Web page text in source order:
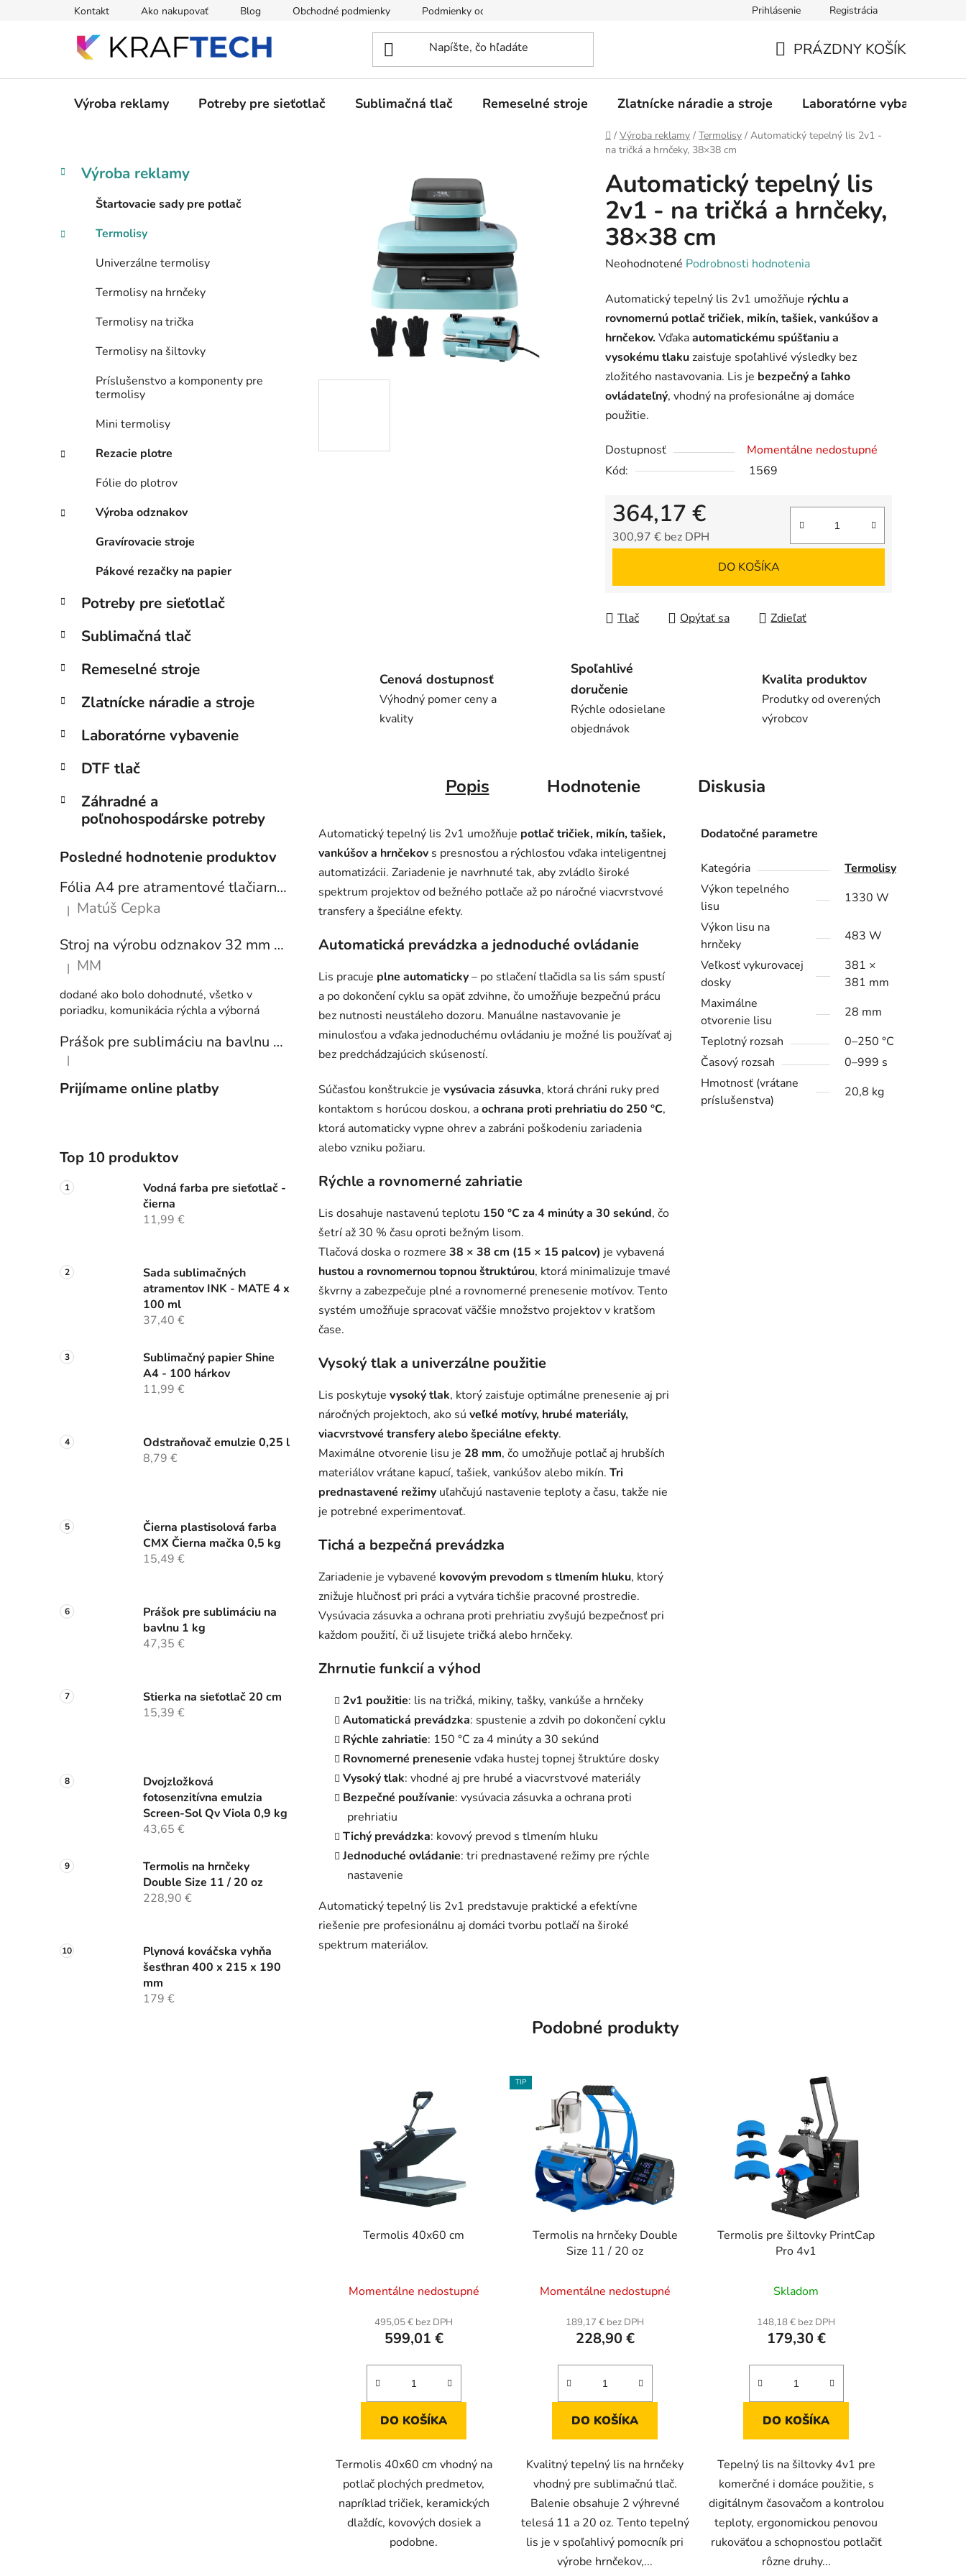
Kontakt Ako nakupovať Blog Obchodné podmienky Podmienky ochrany osobných údajov Prihlásenie Registrácia
KOŠÍK
PRÁZDNY KOŠÍK
Výroba reklamy Potreby pre sieťotlač Sublimačná tlač Remeselné stroje Zlatnícke náradie a stroje Laboratórne vybavenie
Domov
/ Výroba reklamy / Termolisy / Automatický tepelný lis 2v1 -
na tričká a hrnčeky, 38×38 cm
B
ý
Preskočiť
kategórie
K
a
g
ó
Výroba reklamy
Štartovacie sady pre potlač
Termolisy
Univerzálne termolisy
Termolisy na hrnčeky
Termolisy na trička
Termolisy na šiltovky
Príslušenstvo a komponenty pre
termolisy
Mini termolisy
Rezacie plotre
Fólie do plotrov
Výroba odznakov
Gravírovacie stroje
Pákové rezačky na papier
Potreby pre sieťotlač
Sublimačná tlač
Remeselné stroje
Zlatnícke náradie a stroje
Laboratórne vybavenie
DTF tlač
Záhradné a
poľnohospodárske potreby
Posledné hodnotenie produktov
Fólia A4 pre atramentové tlačiarne - sada 10 ks
Hodnotenie produktu je 5 z 5 hviezdičiek.
| Matúš Cepka
Stroj na výrobu odznakov 32 mm a 58 mm + 250 ks odznakov
Hodnotenie produktu je 5 z 5 hviezdičiek.
| MM
dodané ako bolo dohodnuté, všetko v
poriadku, komunikácia rýchla a výborná
Prášok pre sublimáciu na bavlnu 1 kg
Hodnotenie produktu je 5 z 5 hviezdičiek.
|
Prijímame online platby
Top 10 produktov
Vodná farba pre sieťotlač -
čierna
11,99 €
Sada sublimačných
atramentov INK - MATE 4 x
100 ml
37,40 €
Sublimačný papier Shine
A4 - 100 hárkov
11,99 €
Odstraňovač emulzie 0,25 l
8,79 €
Čierna plastisolová farba
CMX Čierna mačka 0,5 kg
15,49 €
Prášok pre sublimáciu na
bavlnu 1 kg
47,35 €
Stierka na sieťotlač 20 cm
15,39 €
Dvojzložková
fotosenzitívna emulzia
Screen-Sol Qv Viola 0,9 kg
43,65 €
Termolis na hrnčeky
Double Size 11 / 20 oz
228,90 €
Plynová kováčska vyhňa
šesťhran 400 x 215 x 190
mm
179 €
Automatický tepelný lis
2v1 - na tričká a hrnčeky,
38×38 cm
Priemerné
produktu
je
0,0
z
5
hviezdičiek.
Neohodnotené Podrobnosti hodnotenia
Automatický tepelný lis 2v1 umožňuje rýchlu a
rovnomernú potlač tričiek, mikín, tašiek, vankúšov a
hrnčekov. Vďakaautomatickému spúšťaniu a
vysokému tlakuzaisťuje spoľahlivé výsledky bez
zložitého nastavovania. Lis je bezpečný a ľahko
ovládateľný, vhodný na profesionálne aj domáce
použitie.
Dostupnosť
Momentálne nedostupné
Kód:
1569
364,17 €
300,97 € bez DPH
DO KOŠÍKA
Tlač Opýtať sa Zdieľať
Cenová dostupnosť
Výhodný pomer ceny a
kvality
Spoľahlivé
doručenie
Rýchle odosielane
objednávok
Kvalita produktov
Produtky od overených
výrobcov
Popis Hodnotenie Diskusia
Automatický tepelný lis 2v1 umožňuje potlač tričiek, mikín, tašiek,
vankúšov a hrnčekov s presnosťou a rýchlosťou vďaka inteligentnej
automatizácii. Zariadenie je navrhnuté tak, aby zvládlo široké
spektrum projektov od bežného potlače až po náročné viacvrstvové
transfery a špeciálne efekty.
Automatická prevádzka a jednoduché ovládanie
Lis pracuje plne automaticky– po stlačení tlačidla sa lis sám spustí
a po dokončení cyklu sa opäť zdvihne, čo umožňuje bezpečnú prácu
bez nutnosti neustáleho dozoru. Manuálne nastavovanie je
minulosťou a vďaka jednoduchému ovládaniu je možné lis používať aj
bez predchádzajúcich skúseností.
Súčasťou konštrukcie je vysúvacia zásuvka, ktorá chráni ruky pred
kontaktom s horúcou doskou, aochrana proti prehriatiu do 250 °C,
ktorá automaticky vypne ohrev a zabráni poškodeniu zariadenia
alebo vzniku požiaru.
Rýchle a rovnomerné zahriatie
Lis dosahuje nastavenú teplotu 150 °C za 4 minúty a 30 sekúnd, čo
šetrí až 30 % času oproti bežným lisom.
Tlačová doska o rozmere 38 × 38 cm (15 × 15 palcov) je vybavená
hustou a rovnomernou topnou štruktúrou, ktorá minimalizuje tmavé
škvrny a zabezpečuje plné a rovnomerné prenesenie motívov. Tento
systém umožňuje spracovať väčšie množstvo projektov v kratšom
čase.
Vysoký tlak a univerzálne použitie
Lis poskytuje vysoký tlak, ktorý zaisťuje optimálne prenesenie aj pri
náročných projektoch, ako sú veľké motívy, hrubé materiály,
viacvrstvové transfery alebo špeciálne efekty.
Maximálne otvorenie lisu je 28 mm, čo umožňuje potlač aj hrubších
materiálov vrátane kapucí, tašiek, vankúšov alebo mikín. Tri
prednastavené režimy uľahčujú nastavenie teploty a času, takže nie
je potrebné experimentovať.
Tichá a bezpečná prevádzka
Zariadenie je vybavené kovovým prevodom s tlmením hluku, ktorý
znižuje hlučnosť pri práci a vytvára tichšie pracovné prostredie.
Vysúvacia zásuvka a ochrana proti prehriatiu zvyšujú bezpečnosť pri
každom použití, či už lisujete tričká alebo hrnčeky.
Zhrnutie funkcií a výhod
2v1 použitie: lis na tričká, mikiny, tašky, vankúše a hrnčeky
Automatická prevádzka: spustenie a zdvih po dokončení cyklu
Rýchle zahriatie: 150 °C za 4 minúty a 30 sekúnd
Rovnomerné prenesenie vďaka hustej topnej štruktúre dosky
Vysoký tlak: vhodné aj pre hrubé a viacvrstvové materiály
Bezpečné používanie: vysúvacia zásuvka a ochrana proti
prehriatiu
Tichý prevádzka: kovový prevod s tlmením hluku
Jednoduché ovládanie: tri prednastavené režimy pre rýchle
nastavenie
Automatický tepelný lis 2v1 predstavuje praktické a efektívne
riešenie pre profesionálnu aj domáci tvorbu potlačí na široké
spektrum materiálov.
Dodatočné parametre
Kategória
Termolisy
Výkon tepelného
lisu
1330 W
Výkon lisu na
hrnčeky
483 W
Veľkosť vykurovacej
dosky
381 ×
381 mm
Maximálne
otvorenie lisu
28 mm
Teplotný rozsah
0–250 °C
Časový rozsah
0–999 s
Hmotnosť (vrátane
príslušenstva)
20,8 kg
Podobné produkty
Termolis 40x60 cm
Momentálne nedostupné
495,05 € bez DPH
599,01 €
DO KOŠÍKA
Termolis 40x60 cm vhodný na
potlač plochých predmetov,
napríklad tričiek, keramických
dlaždíc, kovových dosiek a
podobne.
TIP
Termolis na hrnčeky Double
Size 11 / 20 oz
hodnotenie
produktu
je
z
hviezdičiek.
Momentálne nedostupné
189,17 € bez DPH
228,90 €
DO KOŠÍKA
Kvalitný tepelný lis na hrnčeky
vhodný pre sublimačnú tlač.
Balenie obsahuje 2 výhrevné
telesá 11 a 20 oz. Tento tepelný
lis je v spoľahlivý pomocník pri
výrobe hrnčekov,...
Termolis pre šiltovky PrintCap
Pro 4v1
hodnotenie
produktu
je
z
hviezdičiek.
Skladom
148,18 € bez DPH
179,30 €
DO KOŠÍKA
Tepelný lis na šiltovky 4v1 pre
komerčné i domáce použitie, s
digitálnym časovačom a kontrolou
teploty, ergonomickou penovou
rukoväťou a schopnosťou potlačiť
rôzne druhy...